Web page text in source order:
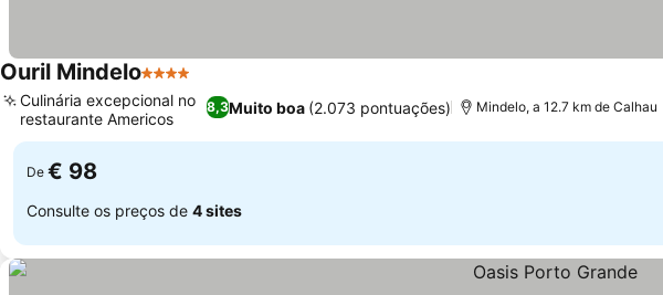
Ouril Mindelo4 Estrelas
8,3Muito boa (2.073 pontuações)
Culinária excepcional no
restaurante Americos
Mindelo, a 12.7 km de Calhau
De € 98
Consulte os preços de 4 sites